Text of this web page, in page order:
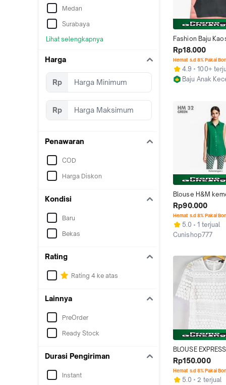
Medan
Surabaya
Lihat selengkapnya
Harga
Rp
Rp
Penawaran
COD
Harga Diskon
Kondisi
Baru
Bekas
Rating
Rating 4 ke atas
Lainnya
PreOrder
Ready Stock
Durasi Pengiriman
Instant
Fashion Baju
Anak Perempuan
Model Tupor/
Sweater
Rp18.000
Hemat s.d 8% Pakai
4.9
100+
Baju Anak
Blouse H&M
buntung (mango
forever21 BAJU
Rp90.000
Hemat s.d 8% Pakai
5.0
1 terjual
Cunishop777
BLOUSE
WANITA WHITE
LACE RENDA
MANGO
Rp150.000
Hemat s.d 8% Pakai
5.0
2 terjual